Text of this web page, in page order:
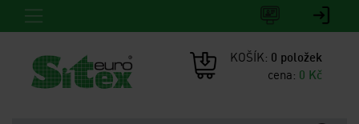
KOŠÍK: 0 položek
cena: 0 Kč